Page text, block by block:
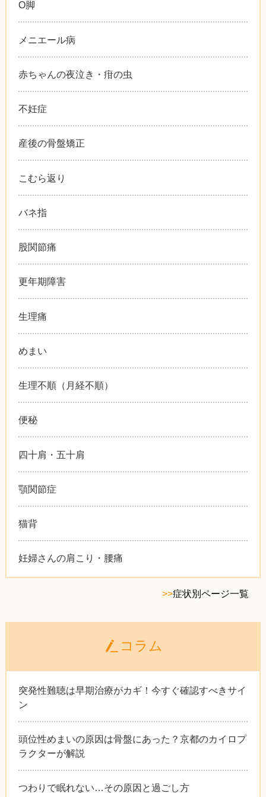
O脚
メニエール病
赤ちゃんの夜泣き・疳の虫
不妊症
産後の骨盤矯正
こむら返り
バネ指
股関節痛
更年期障害
生理痛
めまい
生理不順（月経不順）
便秘
四十肩・五十肩
顎関節症
猫背
妊婦さんの肩こり・腰痛
>>症状別ページ一覧
コラム
突発性難聴は早期治療がカギ！今すぐ確認すべきサイ
ン
頭位性めまいの原因は骨盤にあった？京都のカイロプ
ラクターが解説
つわりで眠れない…その原因と過ごし方